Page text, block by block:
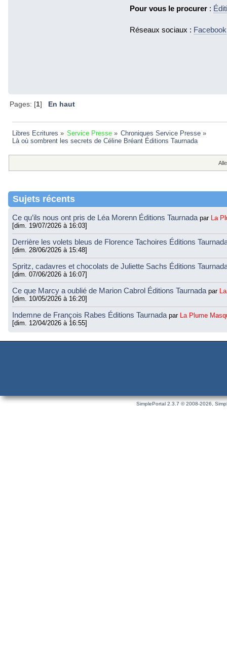
Pour vous le procurer :
Réseaux sociaux : Facebook
Pages: [1] En haut
Libres Ecritures » Service Presse» Chroniques Service Presse »
Là où sombrent les secrets de Céline Bréant Éditions Taurnada
Sujets récents
Ce qu’ils nous ont pris de Léa Morenn Éditions Taurnada par La
[dim. 19/07/2026 à 16:03]
Derrière les volets bleus de Florence Tachoires Éditions
[dim. 28/06/2026 à 15:48]
Spritz, cadavres et chocolats de Juliette Sachs Éditions
[dim. 07/06/2026 à 16:07]
Ce que Marcy a oublié de Marion Cabrol Éditions Taurnada par
[dim. 10/05/2026 à 16:20]
Indemne de François Rabes Éditions Taurnada par La Plume
[dim. 12/04/2026 à 16:55]
SimplePortal 2.3.7 © 2008-2026,